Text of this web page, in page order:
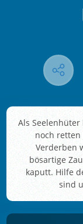
Als
noch
Verderben
bösartige
kaputt. Hilfe
sind